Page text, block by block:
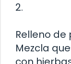
2.
Relleno
Mezcla